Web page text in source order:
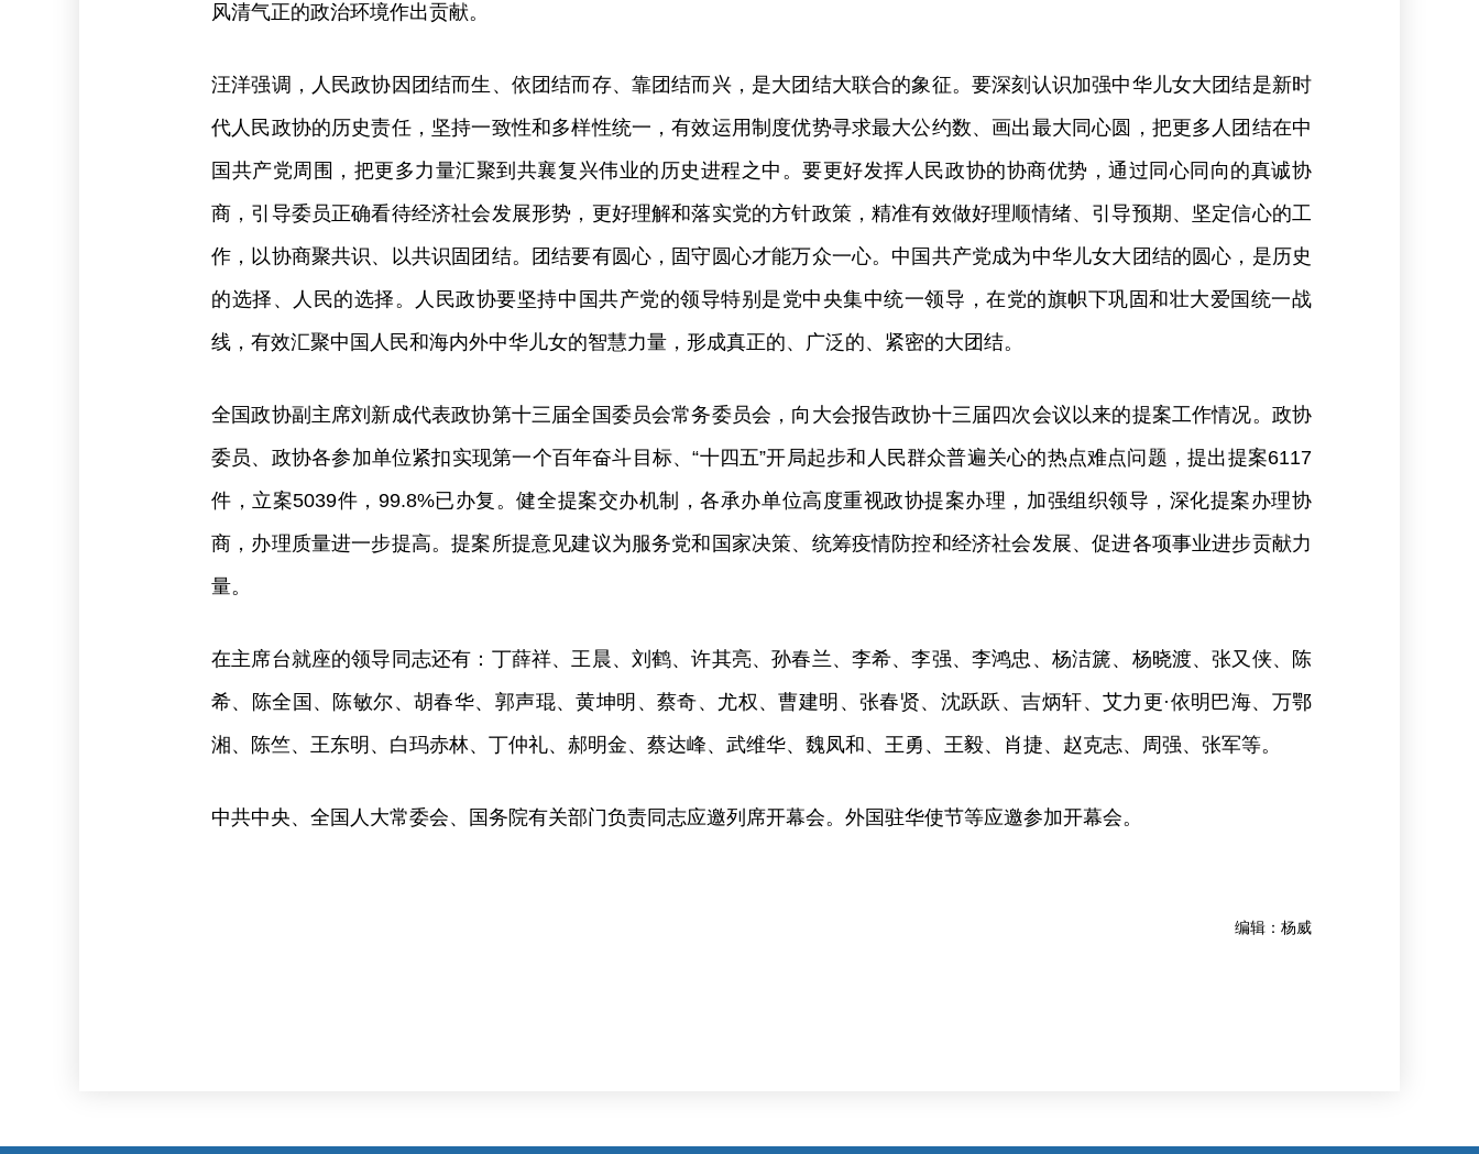
风清气正的政治环境作出贡献。
汪洋强调，人民政协因团结而生、依团结而存、靠团结而兴，是大团结大联合的象征。要深刻认识加强中华儿女大团结是新时
代人民政协的历史责任，坚持一致性和多样性统一，有效运用制度优势寻求最大公约数、画出最大同心圆，把更多人团结在中
国共产党周围，把更多力量汇聚到共襄复兴伟业的历史进程之中。要更好发挥人民政协的协商优势，通过同心同向的真诚协
商，引导委员正确看待经济社会发展形势，更好理解和落实党的方针政策，精准有效做好理顺情绪、引导预期、坚定信心的工
作，以协商聚共识、以共识固团结。团结要有圆心，固守圆心才能万众一心。中国共产党成为中华儿女大团结的圆心，是历史
的选择、人民的选择。人民政协要坚持中国共产党的领导特别是党中央集中统一领导，在党的旗帜下巩固和壮大爱国统一战
线，有效汇聚中国人民和海内外中华儿女的智慧力量，形成真正的、广泛的、紧密的大团结。
全国政协副主席刘新成代表政协第十三届全国委员会常务委员会，向大会报告政协十三届四次会议以来的提案工作情况。政协
委员、政协各参加单位紧扣实现第一个百年奋斗目标、“十四五”开局起步和人民群众普遍关心的热点难点问题，提出提案6117
件，立案5039件，99.8%已办复。健全提案交办机制，各承办单位高度重视政协提案办理，加强组织领导，深化提案办理协
商，办理质量进一步提高。提案所提意见建议为服务党和国家决策、统筹疫情防控和经济社会发展、促进各项事业进步贡献力
量。
在主席台就座的领导同志还有：丁薛祥、王晨、刘鹤、许其亮、孙春兰、李希、李强、李鸿忠、杨洁篪、杨晓渡、张又侠、陈
希、陈全国、陈敏尔、胡春华、郭声琨、黄坤明、蔡奇、尤权、曹建明、张春贤、沈跃跃、吉炳轩、艾力更·依明巴海、万鄂
湘、陈竺、王东明、白玛赤林、丁仲礼、郝明金、蔡达峰、武维华、魏凤和、王勇、王毅、肖捷、赵克志、周强、张军等。
中共中央、全国人大常委会、国务院有关部门负责同志应邀列席开幕会。外国驻华使节等应邀参加开幕会。
编辑：杨威